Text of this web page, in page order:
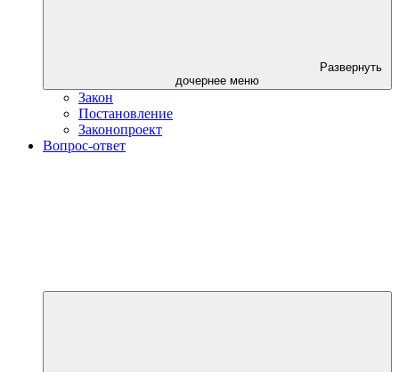
Развернуть
дочернее меню
Закон
Постановление
Законопроект
Вопрос-ответ